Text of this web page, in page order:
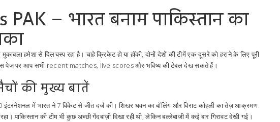
PAK – भारत बनाम पाकिस्तान का
मुकाबला हमेशा से दिलचस्प रहा है। चाहे क्रिकेट हो या हॉकी, दोनों देशों की टीमें एक-दूसरे को हराने के लिए पूरी
पेज पर आप सभी recent matches, live scores और भविष्य की टेबल देख सकते हैं।
की मुख्य बातें
इंटरनेशनल में भारत ने 7 विकेट से जीत दर्ज की। शिखर धवन का बॉलिंग और विराट कोहली का तेज़ आक्रमण
पाकिस्तान की टीम भी कुछ अच्छी गेंदबाज़ी दिखा रही थी, लेकिन बल्लेबाजी में कई बार गिरावट देखी गई।